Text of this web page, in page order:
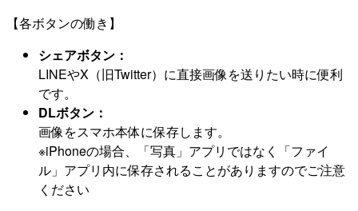
【各ボタンの働き】
シェアボタン：
LINEやX（旧Twitter）に直接画像を送りたい時に便利
です。
DLボタン：
画像をスマホ本体に保存します。
※iPhoneの場合、「写真」アプリではなく「ファイ
ル」アプリ内に保存されることがありますのでご注意
ください